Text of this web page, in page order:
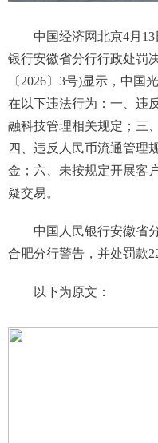
中国经济网北京4月
银行安徽省分行行政处罚
〔2026〕3号)显示，中国
在以下违法行为：一、违
融科技管理相关规定；三
四、违反人民币流通管理
金；六、未按规定开展客
疑交易。
中国人民银行安徽省
合肥分行警告，并处罚款
以下为原文：